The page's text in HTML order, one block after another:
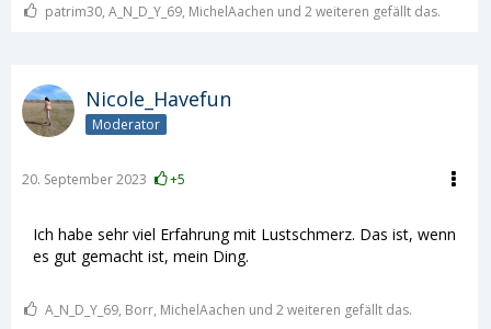
patrim30, A_N_D_Y_69, MichelAachen und 2 weiteren gefällt das.
Nicole_Havefun
Moderator
20. September 2023 +5
Ich habe sehr viel Erfahrung mit Lustschmerz. Das ist, wenn
es gut gemacht ist, mein Ding.
A_N_D_Y_69, Borr, MichelAachen und 2 weiteren gefällt das.